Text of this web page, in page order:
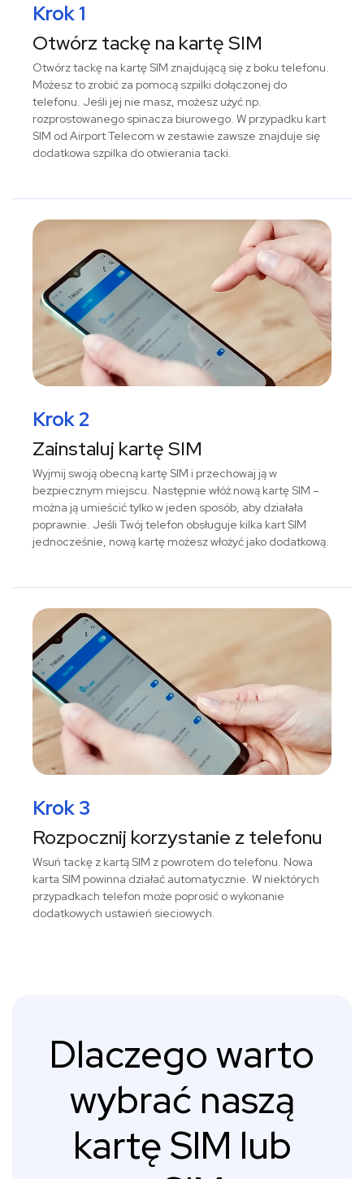
Krok 1
Otwórz tackę na kartę SIM
Otwórz tackę na kartę SIM znajdującą się z boku telefonu.
Możesz to zrobić za pomocą szpilki dołączonej do
telefonu. Jeśli jej nie masz, możesz użyć np.
rozprostowanego spinacza biurowego. W przypadku kart
SIM od Airport Telecom w zestawie zawsze znajduje się
dodatkowa szpilka do otwierania tacki.
Krok 2
Zainstaluj kartę SIM
Wyjmij swoją obecną kartę SIM i przechowaj ją w
bezpiecznym miejscu. Następnie włóż nową kartę SIM –
można ją umieścić tylko w jeden sposób, aby działała
poprawnie. Jeśli Twój telefon obsługuje kilka kart SIM
jednocześnie, nową kartę możesz włożyć jako dodatkową.
Krok 3
Rozpocznij korzystanie z telefonu
Wsuń tackę z kartą SIM z powrotem do telefonu. Nowa
karta SIM powinna działać automatycznie. W niektórych
przypadkach telefon może poprosić o wykonanie
dodatkowych ustawień sieciowych.
Dlaczego warto
wybrać naszą
kartę SIM lub